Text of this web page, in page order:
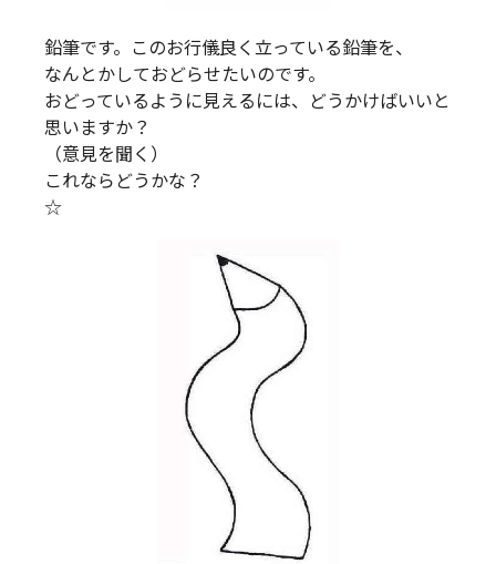
鉛筆です。このお行儀良く立っている鉛筆を、
なんとかしておどらせたいのです。
おどっているように見えるには、どうかけばいいと
思いますか？
（意見を聞く）
これならどうかな？
☆